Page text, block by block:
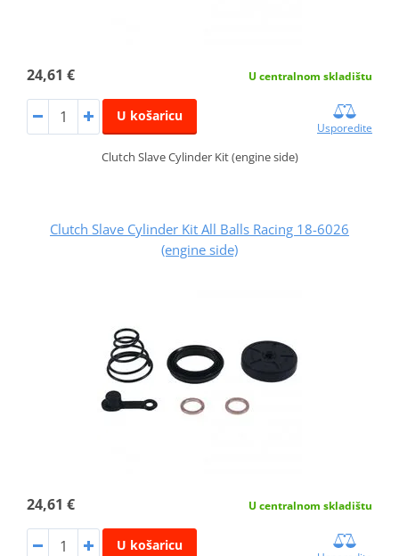
24,61 € U centralnom skladištu
U košaricu
Usporedite
Clutch Slave Cylinder Kit (engine side)
Clutch Slave Cylinder Kit All Balls Racing 18-6026
(engine side)
24,61 € U centralnom skladištu
U košaricu